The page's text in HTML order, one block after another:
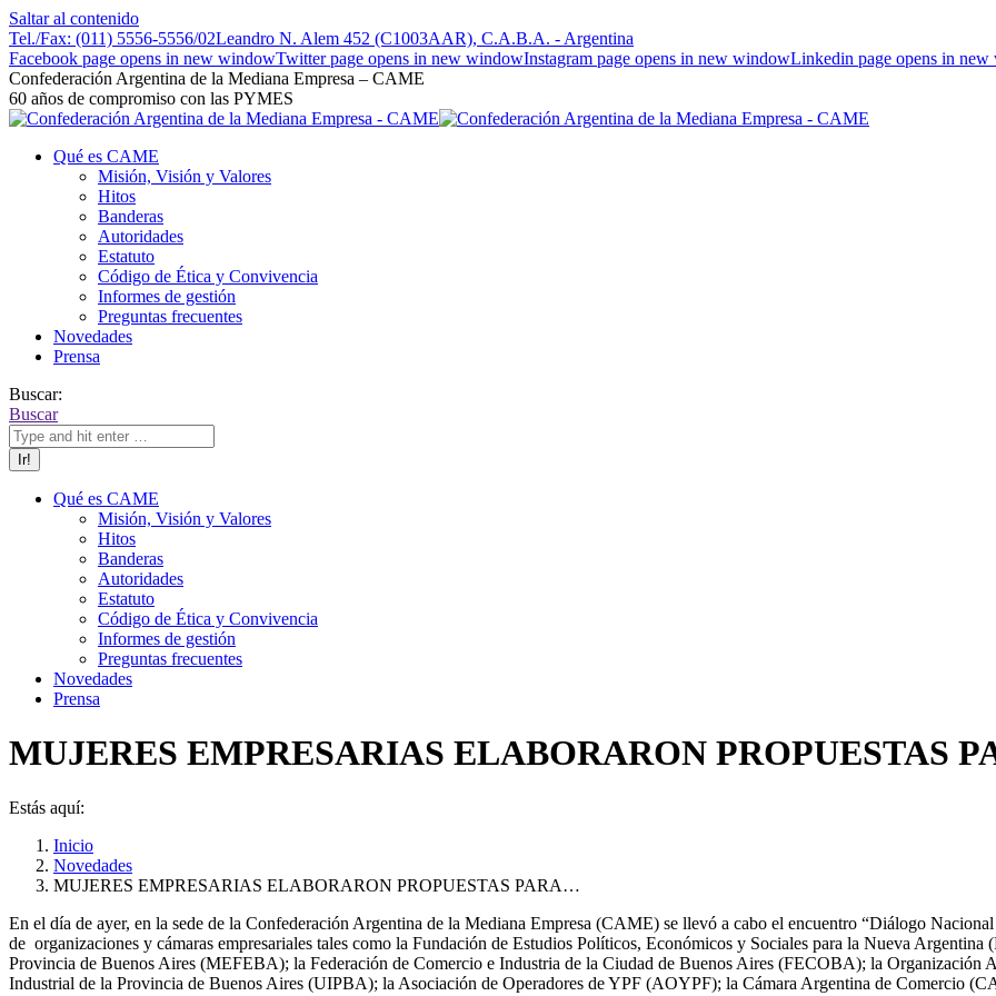
Saltar al contenido
Tel./Fax: (011) 5556-5556/02Leandro N. Alem 452 (C1003AAR), C.A.B.A. - Argentina
Facebook page opens in new windowTwitter page opens in new windowInstagram page opens in new windowLinkedin page opens in
Confederación Argentina de la Mediana Empresa – CAME
60 años de compromiso con las PYMES
Qué es CAME
Misión, Visión y Valores
Hitos
Banderas
Autoridades
Estatuto
Código de Ética y Convivencia
Informes de gestión
Preguntas frecuentes
Novedades
Prensa
Buscar:
Buscar
Qué es CAME
Misión, Visión y Valores
Hitos
Banderas
Autoridades
Estatuto
Código de Ética y Convivencia
Informes de gestión
Preguntas frecuentes
Novedades
Prensa
MUJERES EMPRESARIAS ELABORARON PROPUESTAS
Estás aquí:
Inicio
Novedades
MUJERES EMPRESARIAS ELABORARON PROPUESTAS PARA…
En el día de ayer, en la sede de la Confederación Argentina de la Mediana Empresa (CAME) se llevó a cabo el encuentro “Diálogo
de organizaciones y cámaras empresariales tales como la Fundación de Estudios Políticos, Económicos y Sociales para la Nueva
Provincia de Buenos Aires (MEFEBA); la Federación de Comercio e Industria de la Ciudad de Buenos Aires (FECOBA); la
Industrial de la Provincia de Buenos Aires (UIPBA); la Asociación de Operadores de YPF (AOYPF); la Cámara Argentina de Comercio